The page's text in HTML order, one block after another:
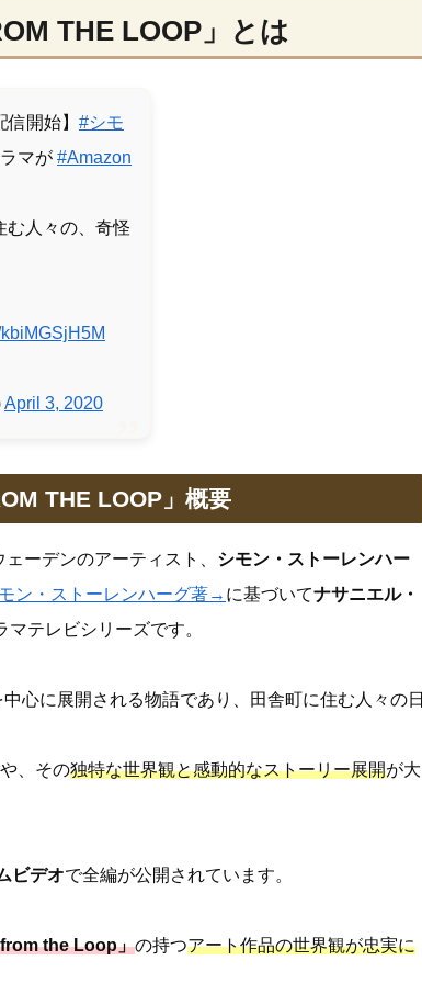
THE LOOP」とは
開始】 #シモ
マが #Amazon
む人々の、奇怪
April 3, 2020
THE LOOP」概要
ェーデンのアーティスト、 シモン・ストーレンハー
ン・ストーレンハーグ著→ に基づいてナサニエル・
テレビシリーズです。
中心に展開される物語であり、田舎町に住む人々の日
、その独特な世界観と感動的なストーリー展開が大
ビデオで全編が公開されています。
the Loop」の持つアート作品の世界観が忠実に